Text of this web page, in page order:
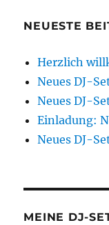
NEUESTE
Herzlich
Neues DJ-
Neues DJ-
Einladung:
Neues DJ-
MEINE DJ-